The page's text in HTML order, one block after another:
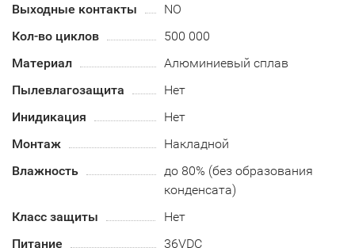
Выходные контакты
NO
Кол-во циклов
500 000
Материал
Алюминиевый сплав
Пылевлагозащита
Нет
Инидикация
Нет
Монтаж
Накладной
Влажность
до 80% (без образования
конденсата)
Класс защиты
Нет
Питание
36VDC